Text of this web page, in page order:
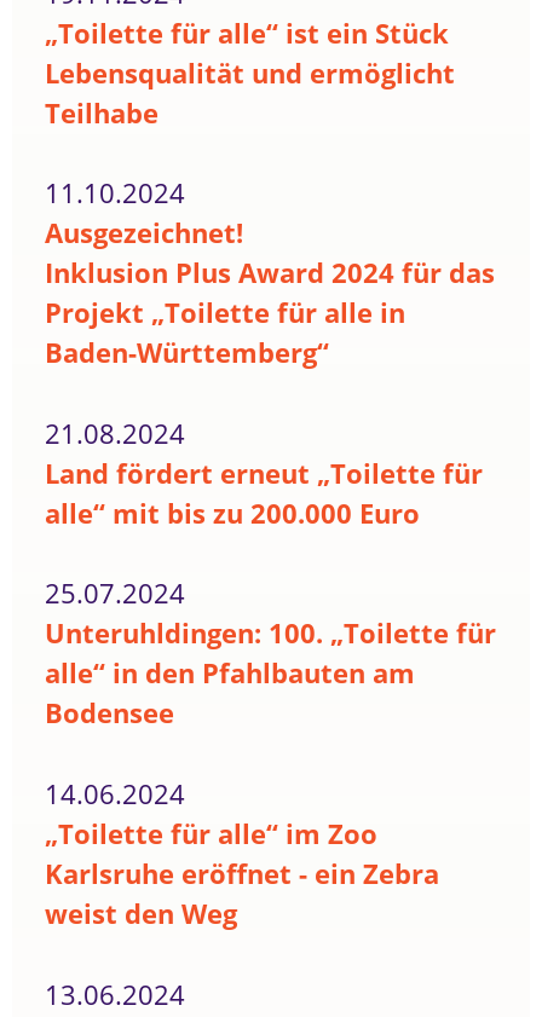
„Toilette für alle“ ist ein Stück
Lebensqualität und ermöglicht
Teilhabe
11.10.2024
Ausgezeichnet!
Inklusion Plus Award 2024 für das
Projekt „Toilette für alle in
Baden-Württemberg“
21.08.2024
Land fördert erneut „Toilette für
alle“ mit bis zu 200.000 Euro
25.07.2024
Unteruhldingen: 100. „Toilette für
alle“ in den Pfahlbauten am
Bodensee
14.06.2024
„Toilette für alle“ im Zoo
Karlsruhe eröffnet - ein Zebra
weist den Weg
13.06.2024